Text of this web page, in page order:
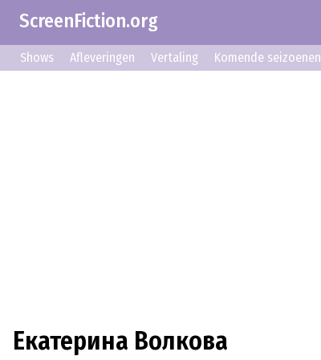
ScreenFiction.org
Shows Afleveringen Vertaling Komende seizoenen
Екатерина Волкова